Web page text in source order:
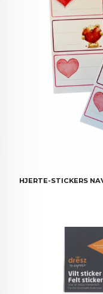
HJERTE-STICKERS